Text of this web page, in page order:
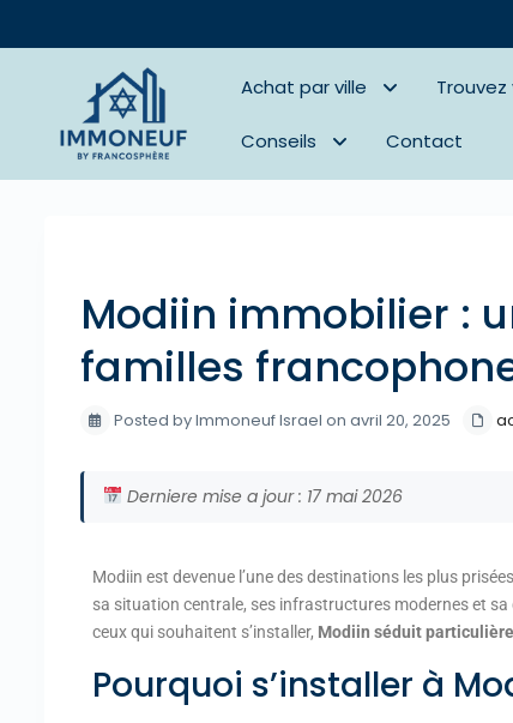
Achat par ville
Conseils Contact
Modiin immobilier :
familles
Posted by Immoneuf Israel on avril 20, 2025
Derniere mise a jour : 17 mai 2026
Modiin est devenue l’une des destinations les plus
sa situation centrale, ses infrastructures modernes et sa
ceux qui souhaitent s’installer, Modiin séduit
Pourquoi s’installer à